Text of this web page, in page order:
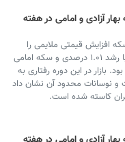
آزادی و امامی در هفته
افزایش قیمتی ملایمی را
تجربه کردند؛ سکه بهار آزادی با رشد ۱.۰۱ درصدی و سکه امامی
همراه بود. بازار در این دوره رفتاری به
نوسانات محدود آن نشان داد
کاسته شده است.